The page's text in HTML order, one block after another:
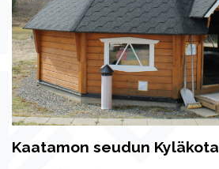
Kaatamon seudun Kyläkota